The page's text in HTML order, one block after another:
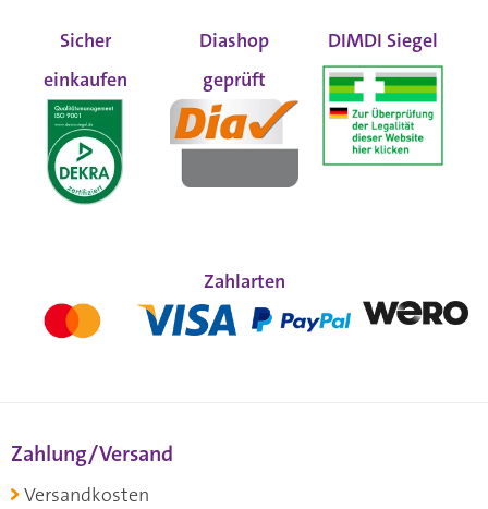
Sicher
einkaufen
Diashop
geprüft
DIMDI Siegel
Zahlarten
Zahlung/Versand
Versandkosten